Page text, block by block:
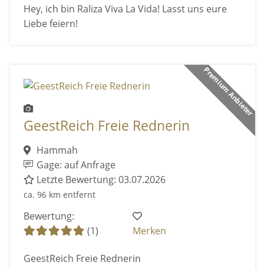
Hey, ich bin Raliza Viva La Vida! Lasst uns eure
Liebe feiern!
Premium Anbieter
GeestReich Freie Rednerin
Hammah
Gage: auf Anfrage
Letzte Bewertung: 03.07.2026
ca. 96 km entfernt
Bewertung:
(1)
Merken
GeestReich Freie Rednerin